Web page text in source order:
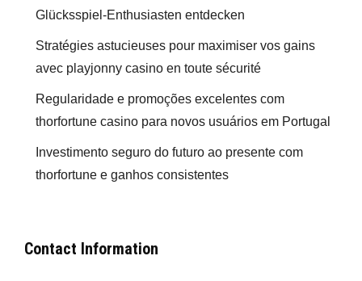
Glücksspiel-Enthusiasten entdecken
Stratégies astucieuses pour maximiser vos gains
avec playjonny casino en toute sécurité
Regularidade e promoções excelentes com
thorfortune casino para novos usuários em Portugal
Investimento seguro do futuro ao presente com
thorfortune e ganhos consistentes
Contact Information